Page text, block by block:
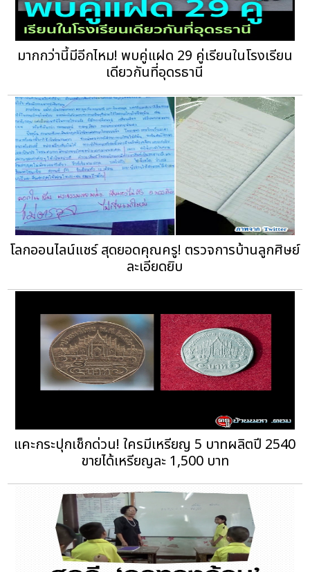
มากกว่านี้มีอีกไหม! พบคู่แฝด 29 คู่เรียนในโรงเรียน
เดียวกันที่อุดรธานี
โลกออนไลน์แชร์ สุดยอดคุณครู! ตรวจการบ้านลูกศิษย์
ละเอียดยิบ
แคะกระปุกเช็กด่วน! ใครมีเหรียญ 5 บาทผลิตปี 2540
ขายได้เหรียญละ 1,500 บาท